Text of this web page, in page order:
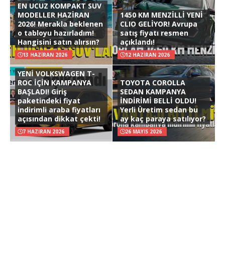
EN UCUZ KOMPAKT SUV
MODELLER HAZİRAN
2026! Merakla beklenen
o tabloyu hazırladım!
Hangisini satın alırsın?
13 HAZIRAN 2026
1450 KM MENZİLLİ YENİ
CLIO GELİYOR! Avrupa
satış fiyatı resmen
açıklandı!
12 HAZIRAN 2026
YENİ VOLKSWAGEN T-
ROC İÇİN KAMPANYA
BAŞLADI! Giriş
paketindeki fiyat
indirimli araba fiyatları
açısından dikkat çekti!
7 HAZIRAN 2026
TOYOTA COROLLA
SEDAN KAMPANYA
İNDİRİMİ BELLİ OLDU!
Yerli Üretim sedan bu
ay kaç paraya satılıyor?
26 MAYIS 2026